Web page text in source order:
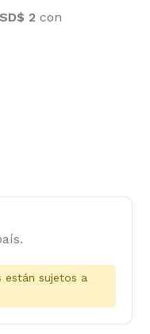
2 con
sujetos a